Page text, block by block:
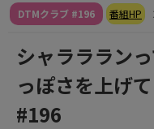
DTMクラブ #196 番組HP
シャラララン
っぽさを上げ
#196